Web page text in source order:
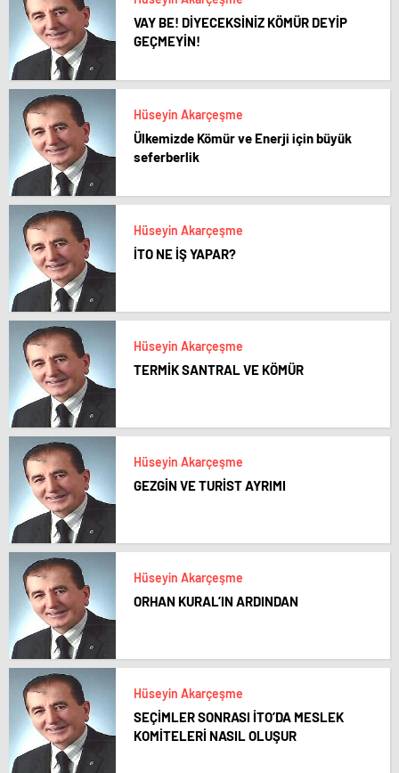
VAY BE! DİYECEKSİNİZ KÖMÜR DEYİP
GEÇMEYİN!
Hüseyin Akarçeşme
Ülkemizde Kömür ve Enerji için büyük
seferberlik
Hüseyin Akarçeşme
İTO NE İŞ YAPAR?
Hüseyin Akarçeşme
TERMİK SANTRAL VE KÖMÜR
Hüseyin Akarçeşme
GEZGİN VE TURİST AYRIMI
Hüseyin Akarçeşme
ORHAN KURAL’IN ARDINDAN
Hüseyin Akarçeşme
SEÇİMLER SONRASI İTO’DA MESLEK
KOMİTELERİ NASIL OLUŞUR